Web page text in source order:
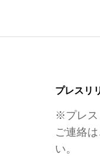
プレスリ
※プレス
ご連絡
い。